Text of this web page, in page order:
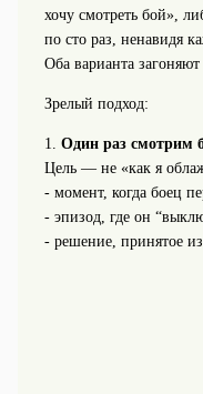
хочу смотреть бой»,
по сто раз, ненавидя
Оба варианта загоняют
Зрелый подход:
1. Один раз смотрим
Цель — не «как я
- момент, когда боец
- эпизод, где он
- решение, принятое из